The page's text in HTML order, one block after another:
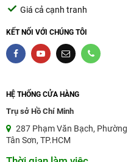
Giá cả cạnh tranh
KẾT NỐI VỚI CHÚNG TÔI
HỆ THỐNG CỬA HÀNG
Trụ sở Hồ Chí Minh
287 Phạm Văn Bạch, Phường
Tân Sơn, TP.HCM